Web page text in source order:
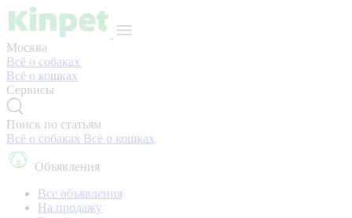
Москва
Всё о собаках
Всё о кошках
Сервисы
Поиск по статьям
Всё о собаках Всё о кошках
Объявления
Все объявления
На продажу